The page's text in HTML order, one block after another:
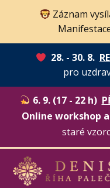
Záznam
28. - 30. 8.
pro
6. 9. (17 - 22 h)
Online workshop
staré